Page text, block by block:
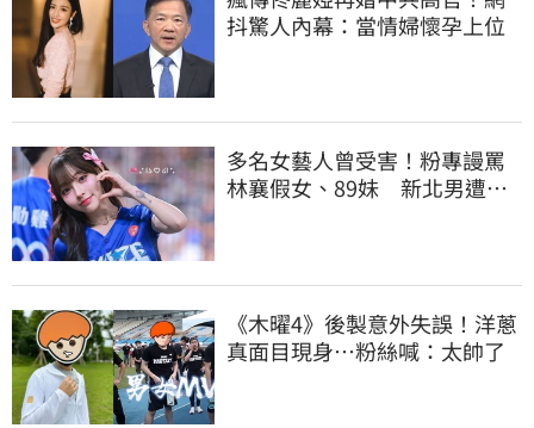
抖驚人內幕：當情婦懷孕上位
多名女藝人曾受害！粉專謾罵
林襄假女、89妹 新北男遭判
《木曜4》後製意外失誤！洋蔥
真面目現身…粉絲喊：太帥了